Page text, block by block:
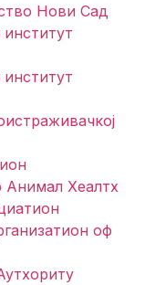
Нови Сад
Хеалтх
оф